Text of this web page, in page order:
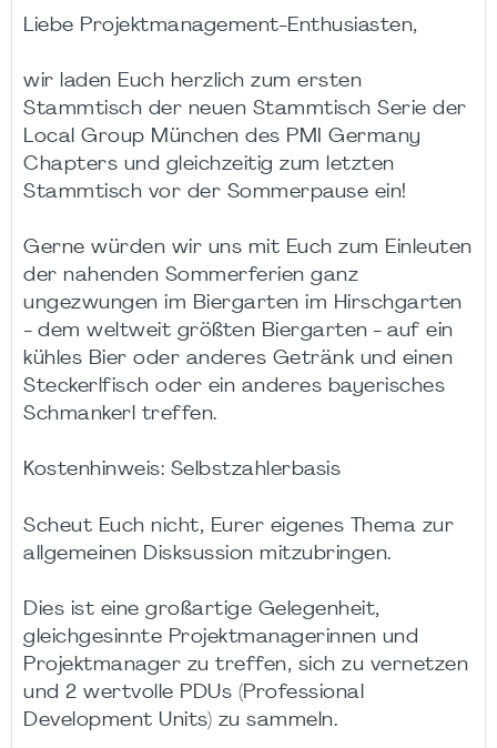
Liebe Projektmanagement-Enthusiasten,
wir laden Euch herzlich zum ersten
Stammtisch der neuen Stammtisch Serie der
Local Group München des PMI Germany
Chapters und gleichzeitig zum letzten
Stammtisch vor der Sommerpause ein!
Gerne würden wir uns mit Euch zum Einleuten
der nahenden Sommerferien ganz
ungezwungen im Biergarten im Hirschgarten
- dem weltweit größten Biergarten - auf ein
kühles Bier oder anderes Getränk und einen
Steckerlfisch oder ein anderes bayerisches
Schmankerl treffen.
Kostenhinweis: Selbstzahlerbasis
Scheut Euch nicht, Eurer eigenes Thema zur
allgemeinen Disksussion mitzubringen.
Dies ist eine großartige Gelegenheit,
gleichgesinnte Projektmanagerinnen und
Projektmanager zu treffen, sich zu vernetzen
und 2 wertvolle PDUs (Professional
Development Units) zu sammeln.